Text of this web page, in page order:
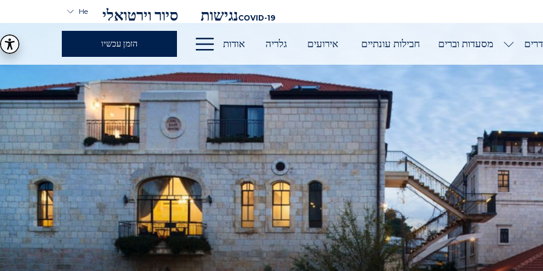
COVID-19נגישות סיור וירטואלי He
מסעדות וברים חבילות עונתיים אירועים גלריה אודות Hamburger
Menu
הזמן עכשיו